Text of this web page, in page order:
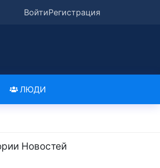
ВойтиРегистрация
ЛЮДИ
Новостей